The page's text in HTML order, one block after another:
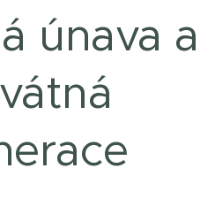
únava a